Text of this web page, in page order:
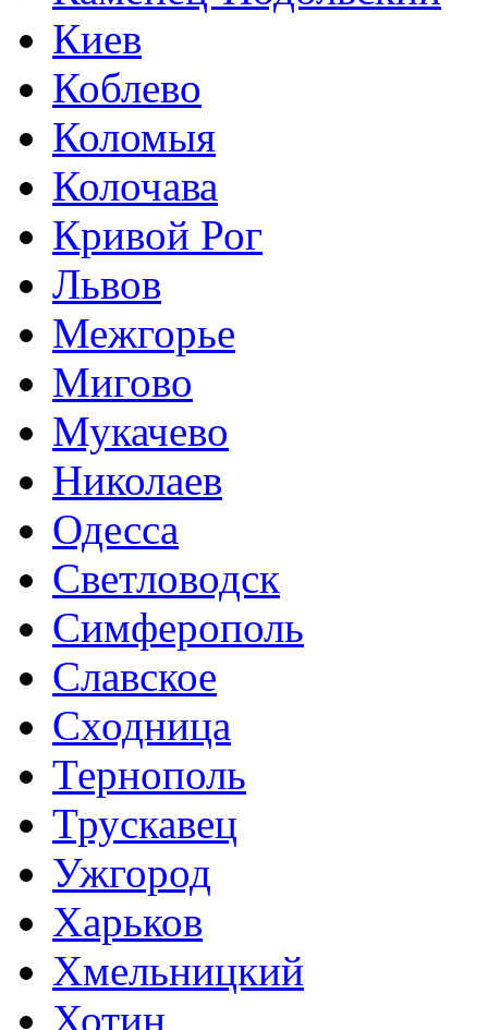
Киев
Коблево
Коломыя
Колочава
Кривой Рог
Львов
Межгорье
Мигово
Мукачево
Николаев
Одесса
Светловодск
Симферополь
Славское
Сходница
Тернополь
Трускавец
Ужгород
Харьков
Хмельницкий
Хотин